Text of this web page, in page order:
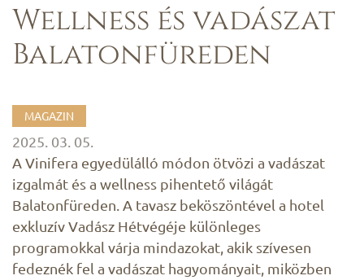
Wellness és vadászat
Balatonfüreden
MAGAZIN
2025. 03. 05.
A Vinifera egyedülálló módon ötvözi a vadászat
izgalmát és a wellness pihentető világát
Balatonfüreden. A tavasz beköszöntével a hotel
exkluzív Vadász Hétvégéje különleges
programokkal várja mindazokat, akik szívesen
fedeznék fel a vadászat hagyományait, miközben